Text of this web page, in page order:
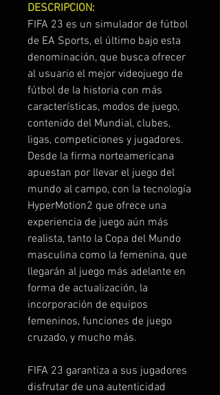
DESCRIPCION:
FIFA 23 es un simulador de fútbol
de EA Sports, el último bajo esta
denominación, que busca ofrecer
al usuario el mejor videojuego de
fútbol de la historia con más
características, modos de juego,
contenido del Mundial, clubes,
ligas, competiciones y jugadores.
Desde la firma norteamericana
apuestan por llevar el juego del
mundo al campo, con la tecnología
HyperMotion2 que ofrece una
experiencia de juego aún más
realista, tanto la Copa del Mundo
masculina como la femenina, que
llegarán al juego más adelante en
forma de actualización, la
incorporación de equipos
femeninos, funciones de juego
cruzado, y mucho más.
FIFA 23 garantiza a sus jugadores
disfrutar de una autenticidad